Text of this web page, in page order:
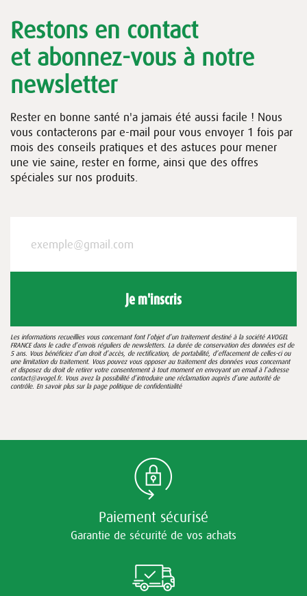
Restons en contact
et abonnez-vous à notre
newsletter
Rester en bonne santé n'a jamais été aussi facile ! Nous
vous contacterons par e-mail pour vous envoyer 1 fois par
mois des conseils pratiques et des astuces pour mener
une vie saine, rester en forme, ainsi que des offres
spéciales sur nos produits.
Je m'inscris
Les informations recueillies vous concernant font l’objet d’un traitement destiné à la société AVOGEL
FRANCE dans le cadre d’envois réguliers de newsletters. La durée de conservation des données est de
5 ans. Vous bénéficiez d’un droit d’accès, de rectification, de portabilité, d’effacement de celles-ci ou
une limitation du traitement. Vous pouvez vous opposer au traitement des données vous concernant
et disposez du droit de retirer votre consentement à tout moment en envoyant un email à l’adresse
contact@avogel.fr. Vous avez la possibilité d’introduire une réclamation auprès d’une autorité de
contrôle. En savoir plus sur la pagepolitique de confidentialité
Paiement sécurisé
Garantie de sécurité de vos achats